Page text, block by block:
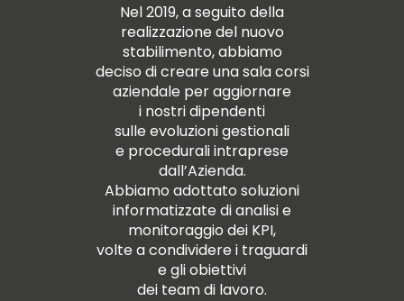
Nel 2019, a seguito della
realizzazione del nuovo
stabilimento, abbiamo
deciso di creare una sala corsi
aziendale per aggiornare
i nostri dipendenti
sulle evoluzioni gestionali
e procedurali intraprese
dall’Azienda.
Abbiamo adottato soluzioni
informatizzate di analisi e
monitoraggio dei KPI,
volte a condividere i traguardi
e gli obiettivi
dei team di lavoro.